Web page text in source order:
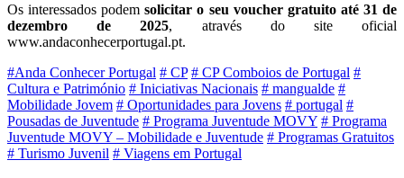
Os interessados podemsolicitar o seu voucher gratuito até 31 de
dezembro de 2025, através do site oficial
www.andaconhecerportugal.pt.
#Anda Conhecer Portugal # CP # CP Comboios de Portugal #
Cultura e Património # Iniciativas Nacionais # mangualde #
Mobilidade Jovem # Oportunidades para Jovens # portugal #
Pousadas de Juventude # Programa Juventude MOVY # Programa
Juventude MOVY – Mobilidade e Juventude # Programas Gratuitos
# Turismo Juvenil # Viagens em Portugal